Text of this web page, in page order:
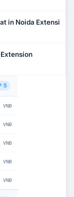
in Noida Extension?
5
VNĐ
VNĐ
VNĐ
VNĐ
VNĐ